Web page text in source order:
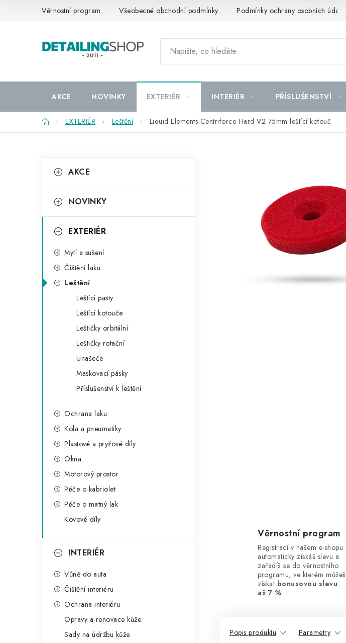
Věrnostní program Všeobecné obchodní podmínky Podmínky ochrany osobních údajů
AKCE NOVINKY EXTERIÉR INTERIÉR PŘÍSLUŠENSTVÍ
DomůEXTERIÉR Leštění Liquid Elements Centriforce Hard V2 75mm leštící kotouč
o
t
n
kategorie
a
e
i
AKCE
NOVINKY
EXTERIÉR
Mytí a sušení
Čištění laku
Leštění
Leštící pasty
Leštící kotouče
Leštičky orbitální
Leštičky rotační
Unašeče
Maskovací pásky
Příslušenství k leštění
Ochrana laku
Kola a pneumatiky
Plastové a pryžové díly
Okna
Motorový prostor
Péče o kabriolet
Péče o matný lak
Kovové díly
INTERIÉR
Vůně do auta
Čištění interiéru
Ochrana interiéru
Opravy a renovace kůže
Sady na údržbu kůže
Věrnostní program
Registrací v našem e-shopu
automaticky získáš slevu a
zařadíš se do věrnostního
programu, ve kterém můžeš
získat bonusovou slevu
až 7 %.
Popis produktu Parametry